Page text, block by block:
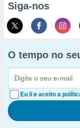
Siga-nos
O tempo no
Eu li e aceito a